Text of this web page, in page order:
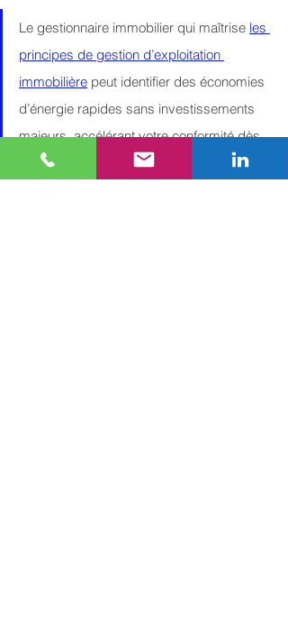
Le gestionnaire immobilier qui maîtrise les
principes de gestion d’exploitation
immobilière peut identifier des économies
d’énergie rapides sans investissements
majeurs, accélérant votre conformité dès
2030.